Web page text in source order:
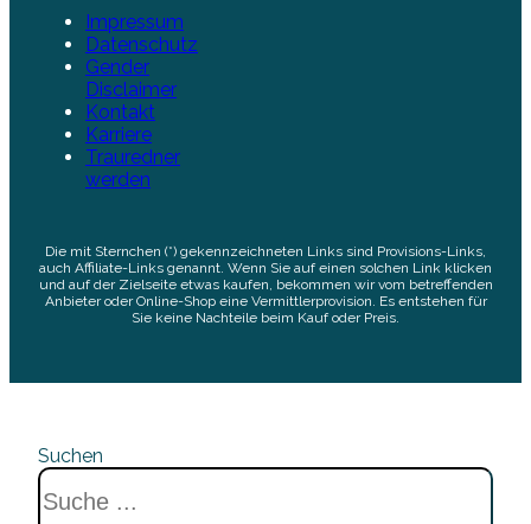
Impressum
Datenschutz
Gender
Disclaimer
Kontakt
Karriere
Trauredner
werden
Die mit Sternchen (*) gekennzeichneten Links sind Provisions-Links,
auch Affiliate-Links genannt. Wenn Sie auf einen solchen Link klicken
und auf der Zielseite etwas kaufen, bekommen wir vom betreffenden
Anbieter oder Online-Shop eine Vermittlerprovision. Es entstehen für
Sie keine Nachteile beim Kauf oder Preis.
Suchen